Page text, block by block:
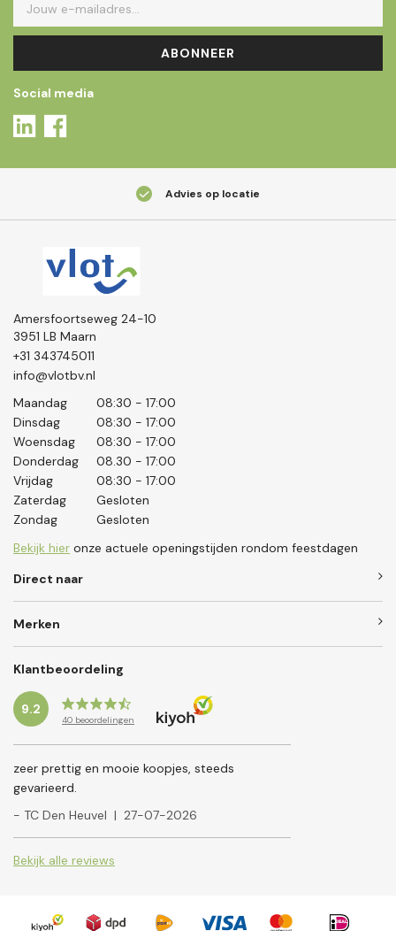
ABONNEER
Social media
Advies op locatie
Amersfoortseweg 24-10
3951 LB Maarn
+31 343745011
info@vlotbv.nl
Maandag
08:30 - 17:00
Dinsdag
08:30 - 17:00
Woensdag
08:30 - 17:00
Donderdag
08.30 - 17:00
Vrijdag
08:30 - 17:00
Zaterdag
Gesloten
Zondag
Gesloten
Bekijk hier onze actuele openingstijden rondom feestdagen
Direct naar
Merken
Klantbeoordeling
9.2
40 beoordelingen
zeer prettig en mooie koopjes, steeds
gevarieerd.
- TC Den Heuvel | 27-07-2026
Bekijk alle reviews